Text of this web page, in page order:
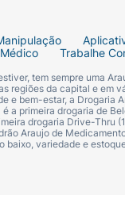
no bico. Incline a
O soro
se a
Trabalhe
tem sempre uma
regiões da capital e em
e bem-estar, a Drogaria
a primeira drogaria de
drogaria Drive-Thru
Araujo de
baixo, variedade e